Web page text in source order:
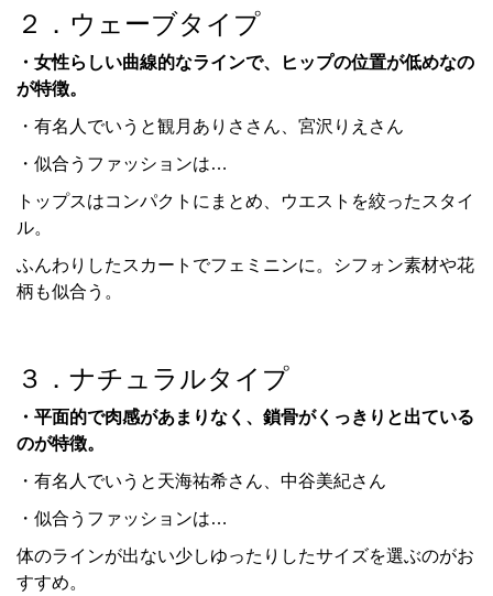
２．ウェーブタイプ
・女性らしい曲線的なラインで、ヒップの位置が低めなの
が特徴。
・有名人でいうと観月ありささん、宮沢りえさん
・似合うファッションは…
トップスはコンパクトにまとめ、ウエストを絞ったスタイ
ル。
ふんわりしたスカートでフェミニンに。シフォン素材や花
柄も似合う。
３．ナチュラルタイプ
・平面的で肉感があまりなく、鎖骨がくっきりと出ている
のが特徴。
・有名人でいうと天海祐希さん、中谷美紀さん
・似合うファッションは…
体のラインが出ない少しゆったりしたサイズを選ぶのがお
すすめ。